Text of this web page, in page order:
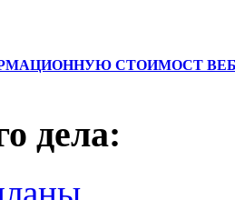
СТОИМОСТ
дела: